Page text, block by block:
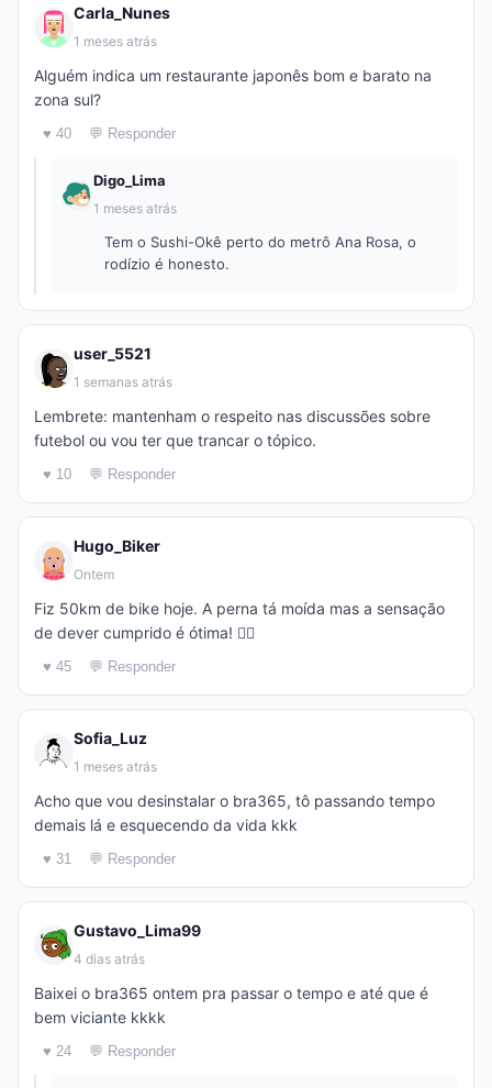
Carla_Nunes
1 meses atrás
Alguém indica um restaurante japonês bom e barato na
zona sul?
♥ 40 💬 Responder
Digo_Lima
1 meses atrás
Tem o Sushi-Okê perto do metrô Ana Rosa, o
rodízio é honesto.
user_5521
1 semanas atrás
Lembrete: mantenham o respeito nas discussões sobre
futebol ou vou ter que trancar o tópico.
♥ 10 💬 Responder
Hugo_Biker
Ontem
Fiz 50km de bike hoje. A perna tá moída mas a sensação
de dever cumprido é ótima! 🚴‍♂️
♥ 45 💬 Responder
Sofia_Luz
1 meses atrás
Acho que vou desinstalar o bra365, tô passando tempo
demais lá e esquecendo da vida kkk
♥ 31 💬 Responder
Gustavo_Lima99
4 dias atrás
Baixei o bra365 ontem pra passar o tempo e até que é
bem viciante kkkk
♥ 24 💬 Responder